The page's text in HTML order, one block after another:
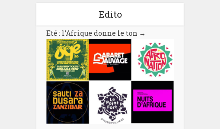
Edito
Eté : l’Afrique donne le ton →